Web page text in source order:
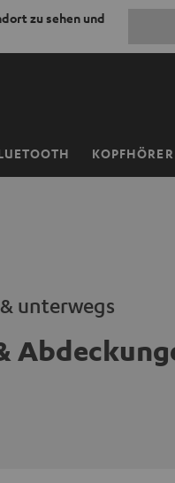
zu sehen und
KOPFHÖRER
unterwegs